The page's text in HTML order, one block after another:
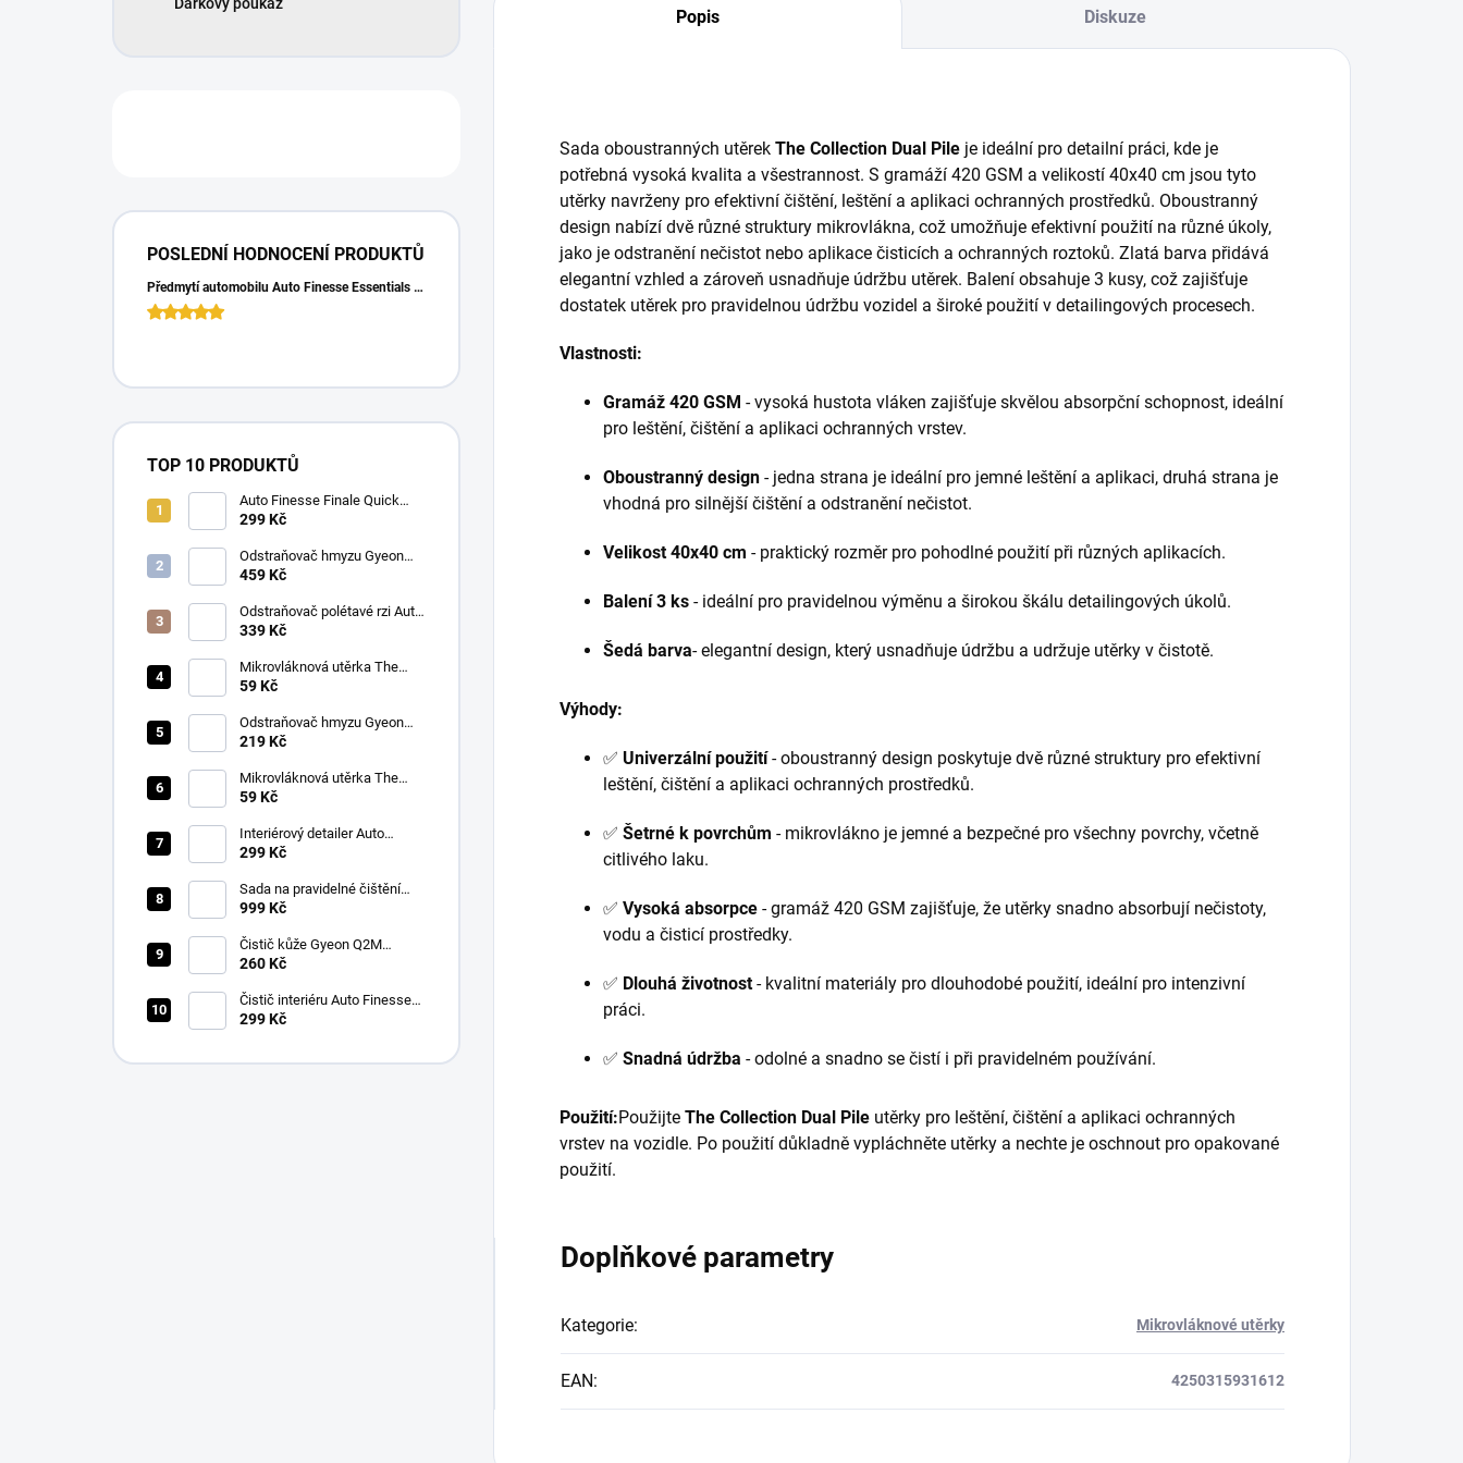
POSLEDNÍ HODNOCENÍ PRODUKTŮ
Předmytí automobilu Auto Finesse Essentials Pre-Wash (500 ml)
TOP 10 PRODUKTŮ
Auto Finesse Finale Quick
Detailer (500 ml)
299 Kč
Odstraňovač hmyzu Gyeon
Q2M Bug&Grime (1 L)
459 Kč
Odstraňovač polétavé rzi Auto
Finesse Iron Out
ml)
339 Kč
Mikrovláknová utěrka The
Collection Allround & Coating
Blue)
59 Kč
Odstraňovač hmyzu Gyeon
Q2M Bug&Grime (500 ml)
219 Kč
Mikrovláknová utěrka The
Collection Allround & Coating
59 Kč
Interiérový detailer Auto
Finesse Spritz Interior Detail
299 Kč
Sada na pravidelné čištění
kůže v automobilu od Auto
999 Kč
Čistič kůže Gyeon Q2M
LeatherCleaner NATURAL
260 Kč
Čistič interiéru Auto Finesse
Total Interior Cleaner (500 ml)
299 Kč
Popis Diskuze
Sada oboustranných utěrek The Collection Dual Pile je ideální pro detailní práci, kde je
potřebná vysoká kvalita a všestrannost. S gramáží 420 GSM a velikostí 40x40 cm jsou tyto
utěrky navrženy pro efektivní čištění, leštění a aplikaci ochranných prostředků. Oboustranný
design nabízí dvě různé struktury mikrovlákna, což umožňuje efektivní použití na různé úkoly,
jako je odstranění nečistot nebo aplikace čisticích a ochranných roztoků. Zlatá barva přidává
elegantní vzhled a zároveň usnadňuje údržbu utěrek. Balení obsahuje 3 kusy, což zajišťuje
dostatek utěrek pro pravidelnou údržbu vozidel a široké použití v detailingových procesech.
Vlastnosti:
Gramáž 420 GSM - vysoká hustota vláken zajišťuje skvělou absorpční schopnost, ideální
pro leštění, čištění a aplikaci ochranných vrstev.
Oboustranný design - jedna strana je ideální pro jemné leštění a aplikaci, druhá strana je
vhodná pro silnější čištění a odstranění nečistot.
Velikost 40x40 cm - praktický rozměr pro pohodlné použití při různých aplikacích.
Balení 3 ks - ideální pro pravidelnou výměnu a širokou škálu detailingových úkolů.
Šedá barva- elegantní design, který usnadňuje údržbu a udržuje utěrky v čistotě.
Výhody:
✅ Univerzální použití- oboustranný design poskytuje dvě různé struktury pro efektivní
leštění, čištění a aplikaci ochranných prostředků.
✅ Šetrné k povrchům - mikrovlákno je jemné a bezpečné pro všechny povrchy, včetně
citlivého laku.
✅ Vysoká absorpce - gramáž 420 GSM zajišťuje, že utěrky snadno absorbují nečistoty,
vodu a čisticí prostředky.
✅ Dlouhá životnost- kvalitní materiály pro dlouhodobé použití, ideální pro intenzivní
práci.
✅ Snadná údržba - odolné a snadno se čistí i při pravidelném používání.
Použití:Použijte The Collection Dual Pile utěrky pro leštění, čištění a aplikaci ochranných
vrstev na vozidle. Po použití důkladně vypláchněte utěrky a nechte je oschnout pro opakované
použití.
Doplňkové parametry
Kategorie: Mikrovláknové utěrky
EAN: 4250315931612